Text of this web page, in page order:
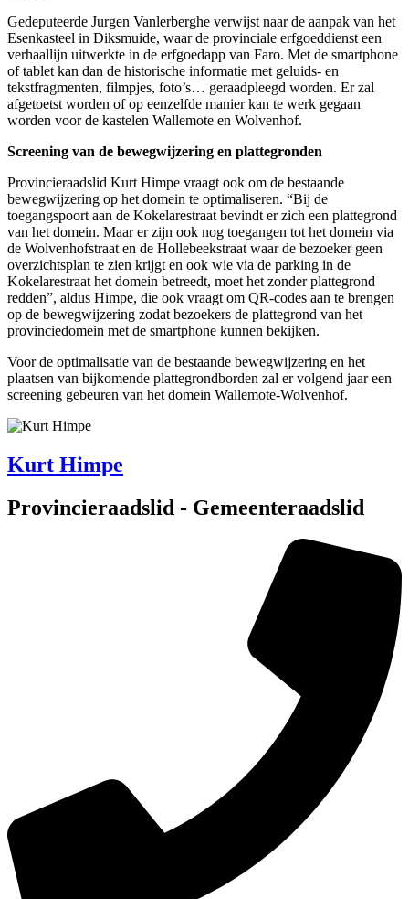
Gedeputeerde Jurgen Vanlerberghe verwijst naar de aanpak van het
Esenkasteel in Diksmuide, waar de provinciale erfgoeddienst een
verhaallijn uitwerkte in de erfgoedapp van Faro. Met de smartphone
of tablet kan dan de historische informatie met geluids- en
tekstfragmenten, filmpjes, foto’s… geraadpleegd worden. Er zal
afgetoetst worden of op eenzelfde manier kan te werk gegaan
worden voor de kastelen Wallemote en Wolvenhof.
Screening van de bewegwijzering en plattegronden
Provincieraadslid Kurt Himpe vraagt ook om de bestaande
bewegwijzering op het domein te optimaliseren. “Bij de
toegangspoort aan de Kokelarestraat bevindt er zich een plattegrond
van het domein. Maar er zijn ook nog toegangen tot het domein via
de Wolvenhofstraat en de Hollebeekstraat waar de bezoeker geen
overzichtsplan te zien krijgt en ook wie via de parking in de
Kokelarestraat het domein betreedt, moet het zonder plattegrond
redden”, aldus Himpe, die ook vraagt om QR-codes aan te brengen
op de bewegwijzering zodat bezoekers de plattegrond van het
provinciedomein met de smartphone kunnen bekijken.
Voor de optimalisatie van de bestaande bewegwijzering en het
plaatsen van bijkomende plattegrondborden zal er volgend jaar een
screening gebeuren van het domein Wallemote-Wolvenhof.
Kurt Himpe
Provincieraadslid - Gemeenteraadslid